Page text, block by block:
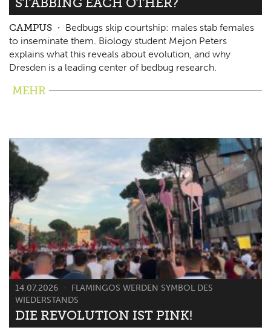
CAMPUS
Bedbugs skip courtship: males stab females
to inseminate them. Biology student Mejon Peters
explains what this reveals about evolution, and why
Dresden is a leading center of bedbug research.
MEHR
14.07.2026
FLAMINGOS WERDEN SYMBOL DES
WIEDERSTANDS
DIE REVOLUTION IST PINK!